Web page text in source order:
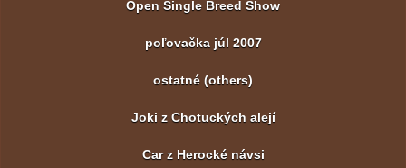
Open Single Breed Show
poľovačka júl 2007
ostatné (others)
Joki z Chotuckých alejí
Car z Herocké návsi